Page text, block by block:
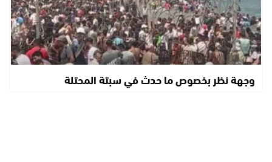
وجهة نظر بخصوص ما حدث في سبتة المحتلة